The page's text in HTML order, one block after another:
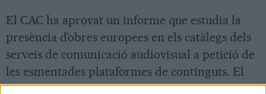
El CAC ha aprovat un informe que estudia la
presència d’obres europees en els catàlegs dels
serveis de comunicació audiovisual a petició de
les esmentades plataformes de continguts. El
Consell constata que Disney+ i HBO, no